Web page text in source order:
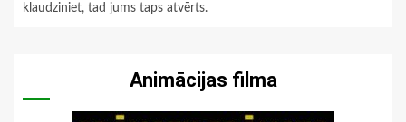
klaudziniet, tad jums taps atvērts.
Animācijas filma